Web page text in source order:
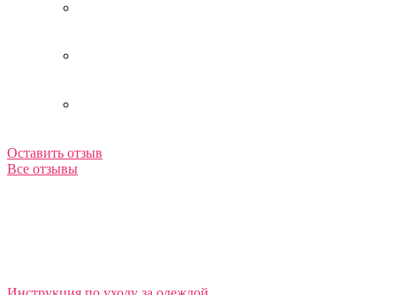
Оставить отзыв
Все отзывы